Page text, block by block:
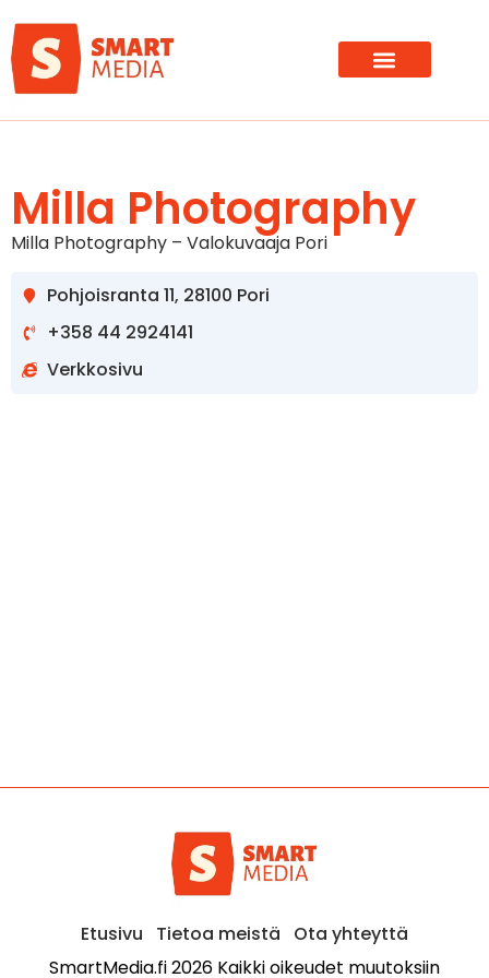
Milla Photography
Milla Photography – Valokuvaaja Pori
Pohjoisranta 11, 28100 Pori
+358 44 2924141
Verkkosivu
Etusivu Tietoa meistä
Ota yhteyttä
SmartMedia.fi 2026 Kaikki oikeudet muutoksiin